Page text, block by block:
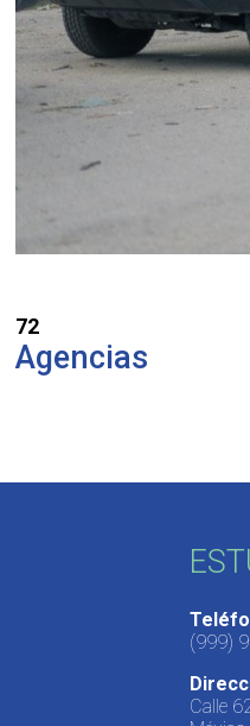
72
Agencias
(999)
Calle